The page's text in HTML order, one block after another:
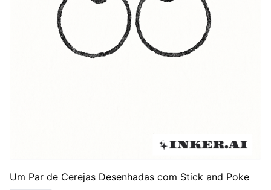
Um Par de Cerejas Desenhadas com Stick and Poke